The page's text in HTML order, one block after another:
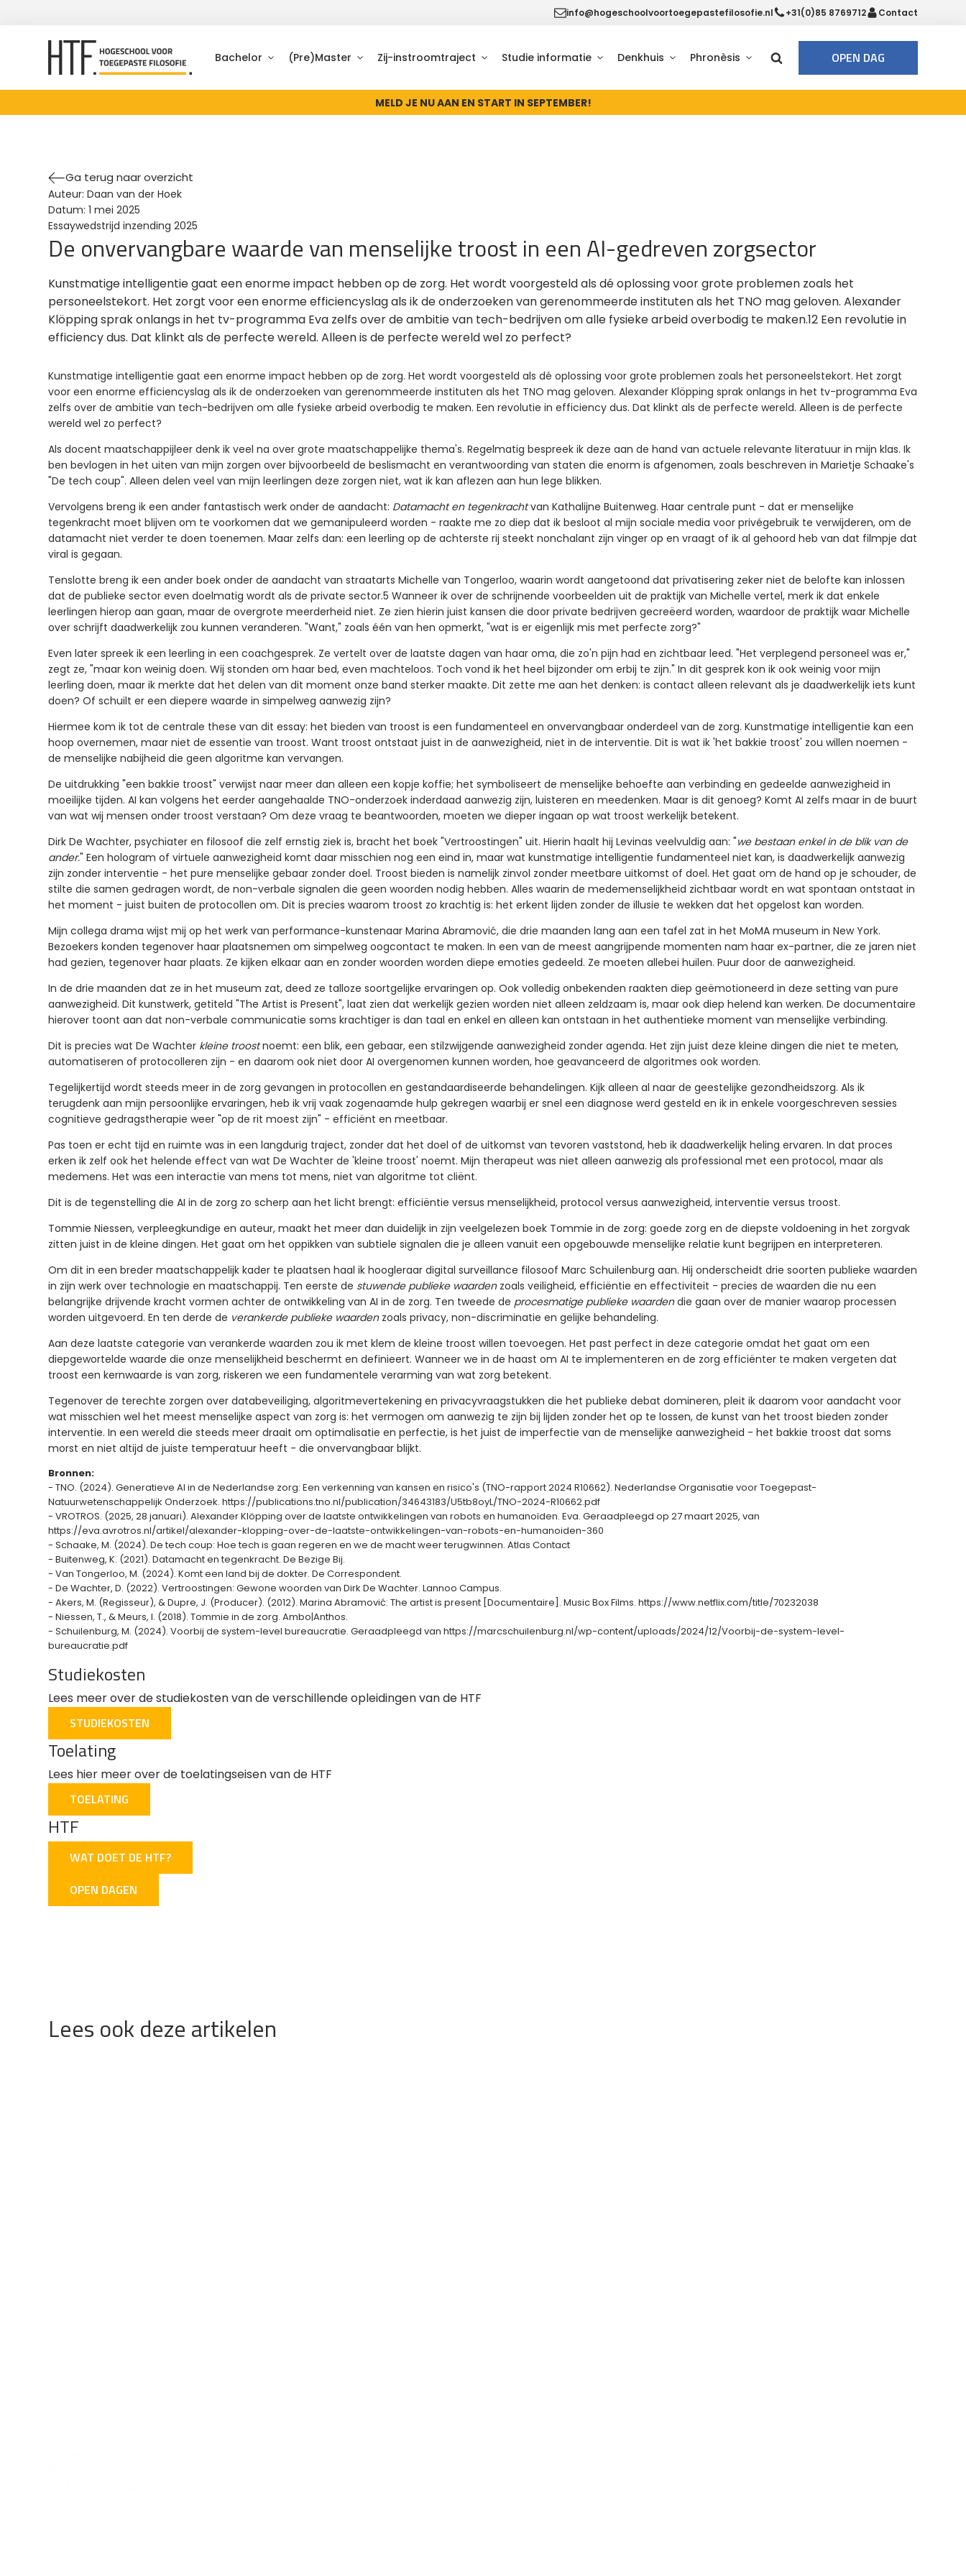
info@hogeschoolvoortoegepastefilosofie.nl +31(0)85 8769712 Contact
Bachelor (Pre)Master Zij-instroomtraject Studie informatie Denkhuis Phronèsis OPEN DAG
MELD JE NU AAN EN START IN SEPTEMBER!
Ga terug naar overzicht
Auteur: Daan van der Hoek
Datum: 1 mei 2025
Essaywedstrijd inzending 2025
De onvervangbare waarde van menselijke troost in een AI-gedreven zorgsector
Kunstmatige intelligentie gaat een enorme impact hebben op de zorg. Het wordt voorgesteld als dé oplossing voor grote problemen zoals het
personeelstekort. Het zorgt voor een enorme efficiencyslag als ik de onderzoeken van gerenommeerde instituten als het TNO mag geloven. Alexander
Klöpping sprak onlangs in het tv-programma Eva zelfs over de ambitie van tech-bedrijven om alle fysieke arbeid overbodig te maken.12 Een revolutie in
efficiency dus. Dat klinkt als de perfecte wereld. Alleen is de perfecte wereld wel zo perfect?
Kunstmatige intelligentie gaat een enorme impact hebben op de zorg. Het wordt voorgesteld als dé oplossing voor grote problemen zoals het personeelstekort. Het zorgt
voor een enorme efficiencyslag als ik de onderzoeken van gerenommeerde instituten als het TNO mag geloven. Alexander Klöpping sprak onlangs in het tv-programma Eva
zelfs over de ambitie van tech-bedrijven om alle fysieke arbeid overbodig te maken. Een revolutie in efficiency dus. Dat klinkt als de perfecte wereld. Alleen is de perfecte
wereld wel zo perfect?
Als docent maatschappijleer denk ik veel na over grote maatschappelijke thema's. Regelmatig bespreek ik deze aan de hand van actuele relevante literatuur in mijn klas. Ik
ben bevlogen in het uiten van mijn zorgen over bijvoorbeeld de beslismacht en verantwoording van staten die enorm is afgenomen, zoals beschreven in Marietje Schaake's
"De tech coup". Alleen delen veel van mijn leerlingen deze zorgen niet, wat ik kan aflezen aan hun lege blikken.
Vervolgens breng ik een ander fantastisch werk onder de aandacht: Datamacht en tegenkrachtvan Kathalijne Buitenweg. Haar centrale punt - dat er menselijke
tegenkracht moet blijven om te voorkomen dat we gemanipuleerd worden - raakte me zo diep dat ik besloot al mijn sociale media voor privégebruik te verwijderen, om de
datamacht niet verder te doen toenemen. Maar zelfs dan: een leerling op de achterste rij steekt nonchalant zijn vinger op en vraagt of ik al gehoord heb van dat filmpje dat
viral is gegaan.
Tenslotte breng ik een ander boek onder de aandacht van straatarts Michelle van Tongerloo, waarin wordt aangetoond dat privatisering zeker niet de belofte kan inlossen
dat de publieke sector even doelmatig wordt als de private sector.5 Wanneer ik over de schrijnende voorbeelden uit de praktijk van Michelle vertel, merk ik dat enkele
leerlingen hierop aan gaan, maar de overgrote meerderheid niet. Ze zien hierin juist kansen die door private bedrijven gecreëerd worden, waardoor de praktijk waar Michelle
over schrijft daadwerkelijk zou kunnen veranderen. "Want," zoals één van hen opmerkt, "wat is er eigenlijk mis met perfecte zorg?"
Even later spreek ik een leerling in een coachgesprek. Ze vertelt over de laatste dagen van haar oma, die zo'n pijn had en zichtbaar leed. "Het verplegend personeel was er,"
zegt ze, "maar kon weinig doen. Wij stonden om haar bed, even machteloos. Toch vond ik het heel bijzonder om erbij te zijn." In dit gesprek kon ik ook weinig voor mijn
leerling doen, maar ik merkte dat het delen van dit moment onze band sterker maakte. Dit zette me aan het denken: is contact alleen relevant als je daadwerkelijk iets kunt
doen? Of schuilt er een diepere waarde in simpelweg aanwezig zijn?
Hiermee kom ik tot de centrale these van dit essay: het bieden van troost is een fundamenteel en onvervangbaar onderdeel van de zorg. Kunstmatige intelligentie kan een
hoop overnemen, maar niet de essentie van troost. Want troost ontstaat juist in de aanwezigheid, niet in de interventie. Dit is wat ik 'het bakkie troost' zou willen noemen -
de menselijke nabijheid die geen algoritme kan vervangen.
De uitdrukking "een bakkie troost" verwijst naar meer dan alleen een kopje koffie; het symboliseert de menselijke behoefte aan verbinding en gedeelde aanwezigheid in
moeilijke tijden. AI kan volgens het eerder aangehaalde TNO-onderzoek inderdaad aanwezig zijn, luisteren en meedenken. Maar is dit genoeg? Komt AI zelfs maar in de buurt
van wat wij mensen onder troost verstaan? Om deze vraag te beantwoorden, moeten we dieper ingaan op wat troost werkelijk betekent.
Dirk De Wachter, psychiater en filosoof die zelf ernstig ziek is, bracht het boek "Vertroostingen" uit. Hierin haalt hij Levinas veelvuldig aan: "we bestaan enkel in de blik van de
ander." Een hologram of virtuele aanwezigheid komt daar misschien nog een eind in, maar wat kunstmatige intelligentie fundamenteel niet kan, is daadwerkelijk aanwezig
zijn zonder interventie - het pure menselijke gebaar zonder doel. Troost bieden is namelijk zinvol zonder meetbare uitkomst of doel. Het gaat om de hand op je schouder, de
stilte die samen gedragen wordt, de non-verbale signalen die geen woorden nodig hebben. Alles waarin de medemenselijkheid zichtbaar wordt en wat spontaan ontstaat in
het moment - juist buiten de protocollen om. Dit is precies waarom troost zo krachtig is: het erkent lijden zonder de illusie te wekken dat het opgelost kan worden.
Mijn collega drama wijst mij op het werk van performance-kunstenaar Marina Abramović, die drie maanden lang aan een tafel zat in het MoMA museum in New York.
Bezoekers konden tegenover haar plaatsnemen om simpelweg oogcontact te maken. In een van de meest aangrijpende momenten nam haar ex-partner, die ze jaren niet
had gezien, tegenover haar plaats. Ze kijken elkaar aan en zonder woorden worden diepe emoties gedeeld. Ze moeten allebei huilen. Puur door de aanwezigheid.
In de drie maanden dat ze in het museum zat, deed ze talloze soortgelijke ervaringen op. Ook volledig onbekenden raakten diep geëmotioneerd in deze setting van pure
aanwezigheid. Dit kunstwerk, getiteld "The Artist is Present", laat zien dat werkelijk gezien worden niet alleen zeldzaam is, maar ook diep helend kan werken. De documentaire
hierover toont aan dat non-verbale communicatie soms krachtiger is dan taal en enkel en alleen kan ontstaan in het authentieke moment van menselijke verbinding.
Dit is precies wat De Wachter kleine troostnoemt: een blik, een gebaar, een stilzwijgende aanwezigheid zonder agenda. Het zijn juist deze kleine dingen die niet te meten,
automatiseren of protocolleren zijn - en daarom ook niet door AI overgenomen kunnen worden, hoe geavanceerd de algoritmes ook worden.
Tegelijkertijd wordt steeds meer in de zorg gevangen in protocollen en gestandaardiseerde behandelingen. Kijk alleen al naar de geestelijke gezondheidszorg. Als ik
terugdenk aan mijn persoonlijke ervaringen, heb ik vrij vaak zogenaamde hulp gekregen waarbij er snel een diagnose werd gesteld en ik in enkele voorgeschreven sessies
cognitieve gedragstherapie weer "op de rit moest zijn" - efficiënt en meetbaar.
Pas toen er echt tijd en ruimte was in een langdurig traject, zonder dat het doel of de uitkomst van tevoren vaststond, heb ik daadwerkelijk heling ervaren. In dat proces
erken ik zelf ook het helende effect van wat De Wachter de 'kleine troost' noemt. Mijn therapeut was niet alleen aanwezig als professional met een protocol, maar als
medemens. Het was een interactie van mens tot mens, niet van algoritme tot cliënt.
Dit is de tegenstelling die AI in de zorg zo scherp aan het licht brengt: efficiëntie versus menselijkheid, protocol versus aanwezigheid, interventie versus troost.
Tommie Niessen, verpleegkundige en auteur, maakt het meer dan duidelijk in zijn veelgelezen boek Tommie in de zorg: goede zorg en de diepste voldoening in het zorgvak
zitten juist in de kleine dingen. Het gaat om het oppikken van subtiele signalen die je alleen vanuit een opgebouwde menselijke relatie kunt begrijpen en interpreteren.
Om dit in een breder maatschappelijk kader te plaatsen haal ik hoogleraar digital surveillance filosoof Marc Schuilenburg aan. Hij onderscheidt drie soorten publieke waarden
in zijn werk over technologie en maatschappij. Ten eerste de stuwende publieke waardenzoals veiligheid, efficiëntie en effectiviteit - precies de waarden die nu een
belangrijke drijvende kracht vormen achter de ontwikkeling van AI in de zorg. Ten tweede de procesmatige publieke waardendie gaan over de manier waarop processen
worden uitgevoerd. En ten derde de verankerde publieke waardenzoals privacy, non-discriminatie en gelijke behandeling.
Aan deze laatste categorie van verankerde waarden zou ik met klem de kleine troost willen toevoegen. Het past perfect in deze categorie omdat het gaat om een
diepgewortelde waarde die onze menselijkheid beschermt en definieert. Wanneer we in de haast om AI te implementeren en de zorg efficiënter te maken vergeten dat
troost een kernwaarde is van zorg, riskeren we een fundamentele verarming van wat zorg betekent.
Tegenover de terechte zorgen over databeveiliging, algoritmevertekening en privacyvraagstukken die het publieke debat domineren, pleit ik daarom voor aandacht voor
wat misschien wel het meest menselijke aspect van zorg is: het vermogen om aanwezig te zijn bij lijden zonder het op te lossen, de kunst van het troost bieden zonder
interventie. In een wereld die steeds meer draait om optimalisatie en perfectie, is het juist de imperfectie van de menselijke aanwezigheid - het bakkie troost dat soms
morst en niet altijd de juiste temperatuur heeft - die onvervangbaar blijkt.
Bronnen:
- TNO. (2024). Generatieve AI in de Nederlandse zorg: Een verkenning van kansen en risico's (TNO-rapport 2024 R10662). Nederlandse Organisatie voor Toegepast-
Natuurwetenschappelijk Onderzoek. https://publications.tno.nl/publication/34643183/U5tb8oyL/TNO-2024-R10662.pdf
- VROTROS. (2025, 28 januari). Alexander Klöpping over de laatste ontwikkelingen van robots en humanoïden. Eva. Geraadpleegd op 27 maart 2025, van
https://eva.avrotros.nl/artikel/alexander-klopping-over-de-laatste-ontwikkelingen-van-robots-en-humanoiden-360
- Schaake, M. (2024). De tech coup: Hoe tech is gaan regeren en we de macht weer terugwinnen. Atlas Contact
- Buitenweg, K. (2021). Datamacht en tegenkracht. De Bezige Bij.
- Van Tongerloo, M. (2024). Komt een land bij de dokter. De Correspondent.
- De Wachter, D. (2022). Vertroostingen: Gewone woorden van Dirk De Wachter. Lannoo Campus.
- Akers, M. (Regisseur), & Dupre, J. (Producer). (2012). Marina Abramović: The artist is present [Documentaire]. Music Box Films. https://www.netflix.com/title/70232038
- Niessen, T., & Meurs, I. (2018). Tommie in de zorg. Ambo|Anthos.
- Schuilenburg, M. (2024). Voorbij de system-level bureaucratie. Geraadpleegd van https://marcschuilenburg.nl/wp-content/uploads/2024/12/Voorbij-de-system-level-
bureaucratie.pdf
Studiekosten
Lees meer over de studiekosten van de verschillende opleidingen van de HTF
STUDIEKOSTEN
Toelating
Lees hier meer over de toelatingseisen van de HTF
TOELATING
HTF
WAT DOET DE HTF?
OPEN DAGEN
Lees ook deze artikelen